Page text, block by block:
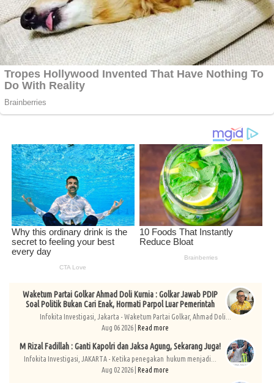
Waketum Partai Golkar Ahmad Doli Kurnia : Golkar Jawab PDIP
Soal Politik Bukan Cari Enak, Hormati Parpol Luar Pemerintah
Infokita Investigasi, Jakarta - Waketum Partai Golkar, Ahmad Doli...
Aug 06 2026 | Read more
M Rizal Fadillah : Ganti Kapolri dan Jaksa Agung, Sekarang Juga!
Infokita Investigasi, JAKARTA - Ketika penegakan hukum menjadi...
Aug 02 2026 | Read more